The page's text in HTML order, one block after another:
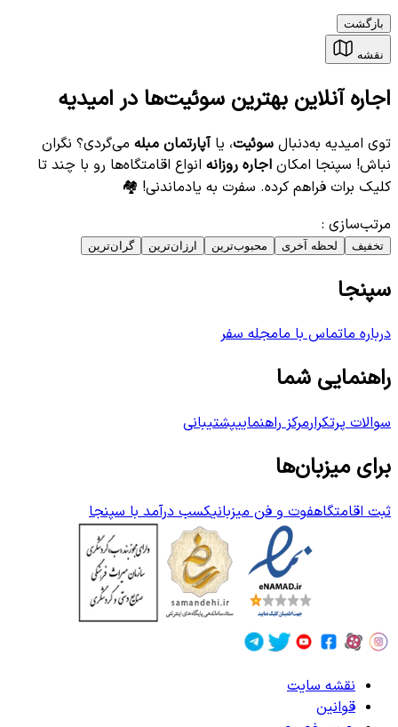
بازگشت
نقشه
اجاره آنلاین بهترین سوئیت‌ها در امیدیه
توی امیدیه به‌دنبال سوئیت، یاآپارتمان مبله می‌گردی؟ نگران
نباش! سپنجا امکان اجاره روزانه انواع اقامتگاه‌ها رو با چند تا
کلیک برات فراهم کرده. سفرت به یادماندنی! 🏘️
مرتب‌سازی :
تخفیف لحظه آخری محبوب‌ترین ارزان‌ترین گران‌ترین
سپنجا
درباره ماتماس با مامجله سفر
راهنمایی شما
سوالات پرتکرارمرکز راهنماییپشتیبانی
برای میزبان‌ها
ثبت اقامتگاهفوت و فن میزبانیکسب درآمد با سپنجا
نقشه سایت
قوانین